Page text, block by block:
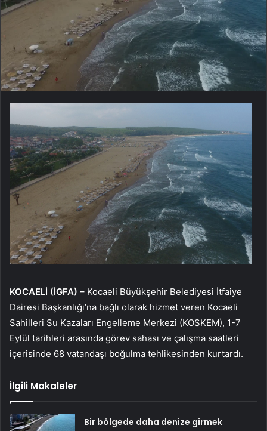
KOCAELİ (İGFA) – Kocaeli Büyükşehir Belediyesi İtfaiye
Dairesi Başkanlığı’na bağlı olarak hizmet veren Kocaeli
Sahilleri Su Kazaları Engelleme Merkezi (KOSKEM), 1-7
Eylül tarihleri arasında görev sahası ve çalışma saatleri
içerisinde 68 vatandaşı boğulma tehlikesinden kurtardı.
İlgili Makaleler
Bir bölgede daha denize girmek